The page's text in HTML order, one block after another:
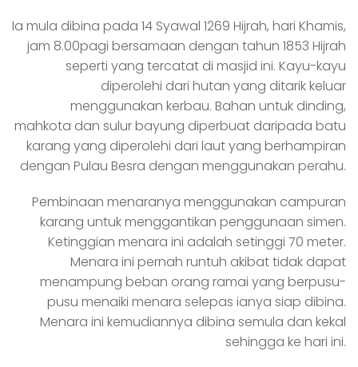
Ia mula dibina pada 14 Syawal 1269 Hijrah, hari Khamis,
jam 8.00pagi bersamaan dengan tahun 1853 Hijrah
seperti yang tercatat di masjid ini. Kayu-kayu
diperolehi dari hutan yang ditarik keluar
menggunakan kerbau. Bahan untuk dinding,
mahkota dan sulur bayung diperbuat daripada batu
karang yang diperolehi dari laut yang berhampiran
dengan Pulau Besra dengan menggunakan perahu.
Pembinaan menaranya menggunakan campuran
karang untuk menggantikan penggunaan simen.
Ketinggian menara ini adalah setinggi 70 meter.
Menara ini pernah runtuh akibat tidak dapat
menampung beban orang ramai yang berpusu-
pusu menaiki menara selepas ianya siap dibina.
Menara ini kemudiannya dibina semula dan kekal
sehingga ke hari ini.